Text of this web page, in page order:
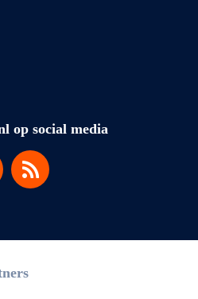
op social media